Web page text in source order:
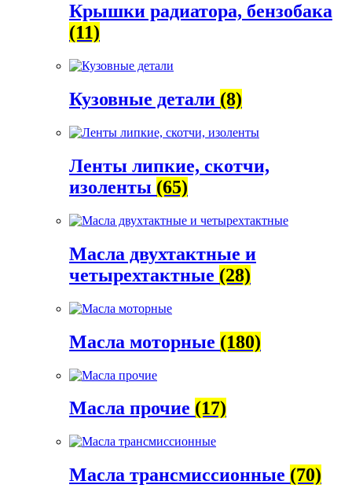
Крышки радиатора, бензобака
(11)
Кузовные детали (8)
Ленты липкие, скотчи,
изоленты (65)
Масла двухтактные и
четырехтактные (28)
Масла моторные (180)
Масла прочие (17)
Масла трансмиссионные (70)